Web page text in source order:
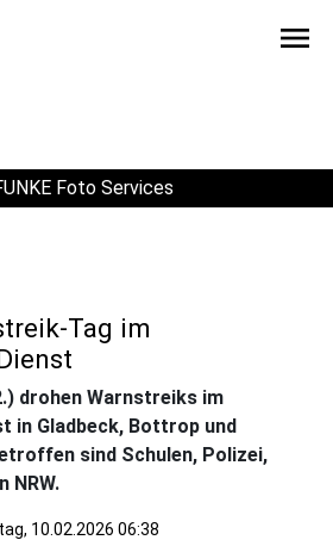
menu
Foto Services
Tag im
drohen Warnstreiks im
in Gladbeck, Bottrop und
sind Schulen, Polizei,
NRW.
10.02.2026 06:38